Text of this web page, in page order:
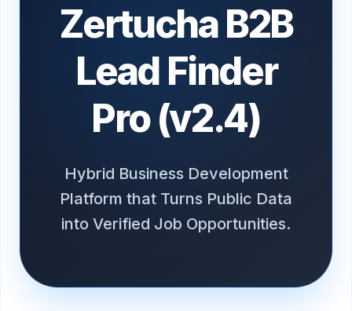
Zertucha B2B
Lead Finder
Pro (v2.4)
Hybrid Business Development
Platform that Turns Public Data
into Verified Job Opportunities.